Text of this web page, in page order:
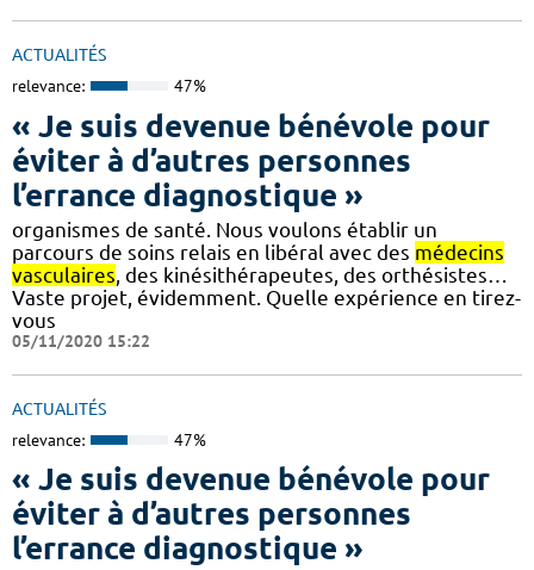
ACTUALITÉS
relevance: 47%
« Je suis devenue bénévole pour
éviter à d’autres personnes
l’errance diagnostique »
organismes de santé. Nous voulons établir un
parcours de soins relais en libéral avec des médecins
vasculaires , des kinésithérapeutes, des orthésistes…
Vaste projet, évidemment. Quelle expérience en tirez-
vous
05/11/2020 15:22
ACTUALITÉS
relevance: 47%
« Je suis devenue bénévole pour
éviter à d’autres personnes
l’errance diagnostique »